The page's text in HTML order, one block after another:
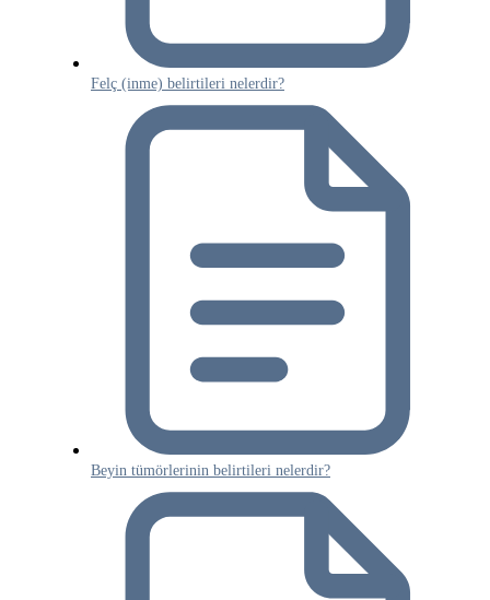
Felç (inme) belirtileri nelerdir?
Beyin tümörlerinin belirtileri nelerdir?